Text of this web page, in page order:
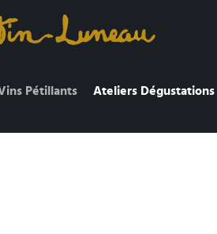
Pétillants Ateliers Dégustations